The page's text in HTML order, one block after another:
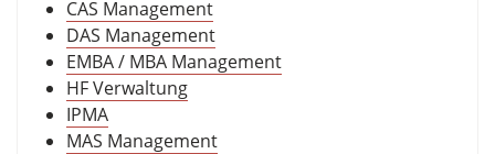
CAS Management
DAS Management
EMBA / MBA Management
HF Verwaltung
IPMA
MAS Management